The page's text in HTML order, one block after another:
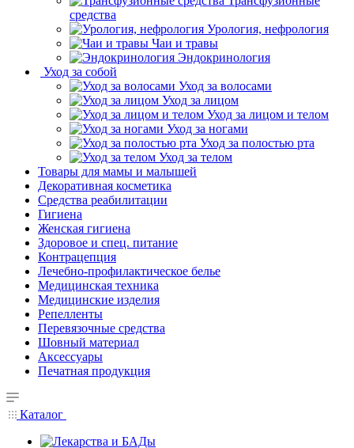
средства
Урология, нефрология
Чаи и травы
Эндокринология
Уход за собой
Уход за волосами
Уход за лицом
Уход за лицом и телом
Уход за ногами
Уход за полостью рта
Уход за телом
Товары для мамы и малышей
Декоративная косметика
Средства реабилитации
Гигиена
Женская гигиена
Здоровое и спец. питание
Контрацепция
Лечебно-профилактическое белье
Медицинская техника
Медицинские изделия
Репелленты
Перевязочные средства
Шовный материал
Аксессуары
Печатная продукция
Каталог